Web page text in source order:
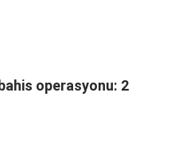
operasyonu: 2